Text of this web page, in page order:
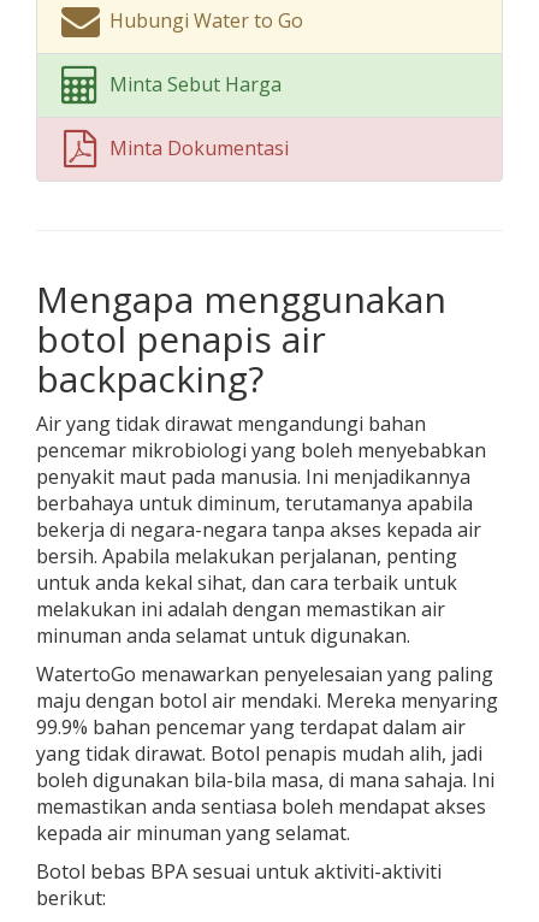
Hubungi Water to Go
Minta Sebut Harga
Minta Dokumentasi
Mengapa menggunakan
botol penapis air
backpacking?
Air yang tidak dirawat mengandungi bahan
pencemar mikrobiologi yang boleh menyebabkan
penyakit maut pada manusia. Ini menjadikannya
berbahaya untuk diminum, terutamanya apabila
bekerja di negara-negara tanpa akses kepada air
bersih. Apabila melakukan perjalanan, penting
untuk anda kekal sihat, dan cara terbaik untuk
melakukan ini adalah dengan memastikan air
minuman anda selamat untuk digunakan.
WatertoGo menawarkan penyelesaian yang paling
maju dengan botol air mendaki. Mereka menyaring
99.9% bahan pencemar yang terdapat dalam air
yang tidak dirawat. Botol penapis mudah alih, jadi
boleh digunakan bila-bila masa, di mana sahaja. Ini
memastikan anda sentiasa boleh mendapat akses
kepada air minuman yang selamat.
Botol bebas BPA sesuai untuk aktiviti-aktiviti
berikut: